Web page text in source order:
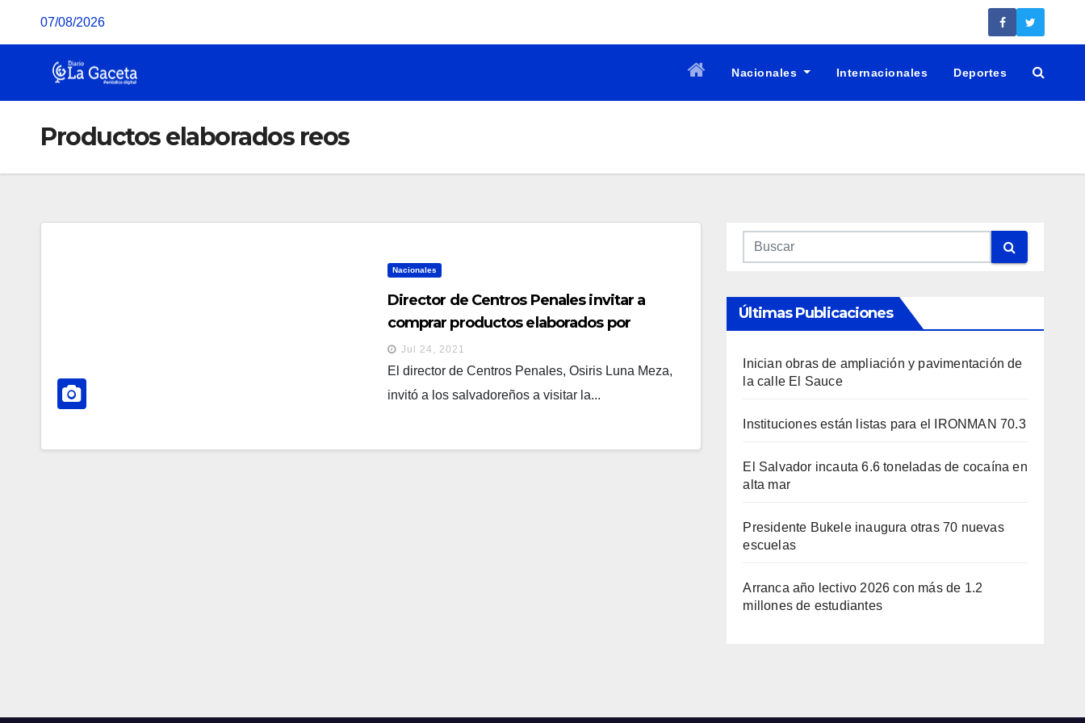
07/08/2026
Nacionales Internacionales Deportes
Productos elaborados reos
Nacionales
Director de Centros Penales invitar a
comprar productos elaborados por
privados de libertad
Jul 24, 2021
El director de Centros Penales, Osiris Luna Meza,
invitó a los salvadoreños a visitar la...
Últimas Publicaciones
Inician obras de ampliación y pavimentación de
la calle El Sauce
Instituciones están listas para el IRONMAN 70.3
El Salvador incauta 6.6 toneladas de cocaína en
alta mar
Presidente Bukele inaugura otras 70 nuevas
escuelas
Arranca año lectivo 2026 con más de 1.2
millones de estudiantes